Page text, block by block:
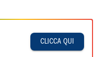
CLICCA QUI